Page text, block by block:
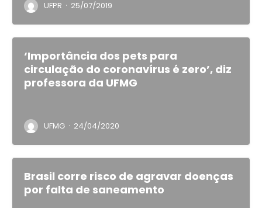
UFPR · 25/07/2019
‘Importância dos pets para
circulação do coronavírus é zero’, diz
professora da UFMG
UFMG · 24/04/2020
Brasil corre risco de agravar doenças
por falta de saneamento